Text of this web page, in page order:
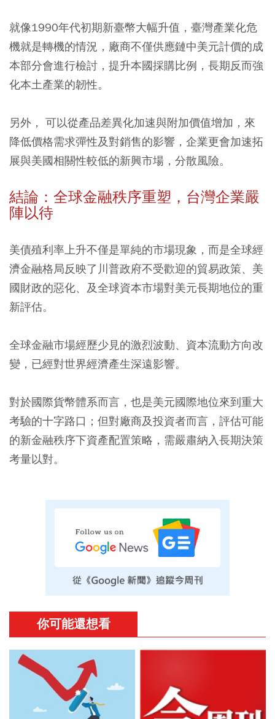
就像1990年代初期新臺幣大幅升值，臺灣產業化危
機就是轉機的情況，廠商不僅供應鏈中美元計價的成
本部分會進行檢討，提升本國採購比例，長期反而強
化本土產業的韌性。
另外， 可以從產品差異化加速與附加價值增加，來
降低價格需求彈性及對銷售的影響，企業更會加速拓
展與美國相關性較低的新興市場，分散風險。
結論：全球金融秩序重塑，台灣企業嚴
陣以待
美債殖利率上升不僅是單純的市場現象，而是全球經
濟金融格局反映了川普政府不受歡迎的貿易政策、美
國財政的惡化、及全球資本市場對美元長期地位的重
新評估。
全球金融市場經歷少見的激烈波動、資本流動方向改
變，已經對世界經濟產生深遠影響。
對於國際貨幣體系而言，也是美元國際地位來到重大
考驗的十字路口；但對廠商及投資者而言，評估可能
的新金融秩序下資產配置策略，需嚴肅納入長期決策
考量以對。